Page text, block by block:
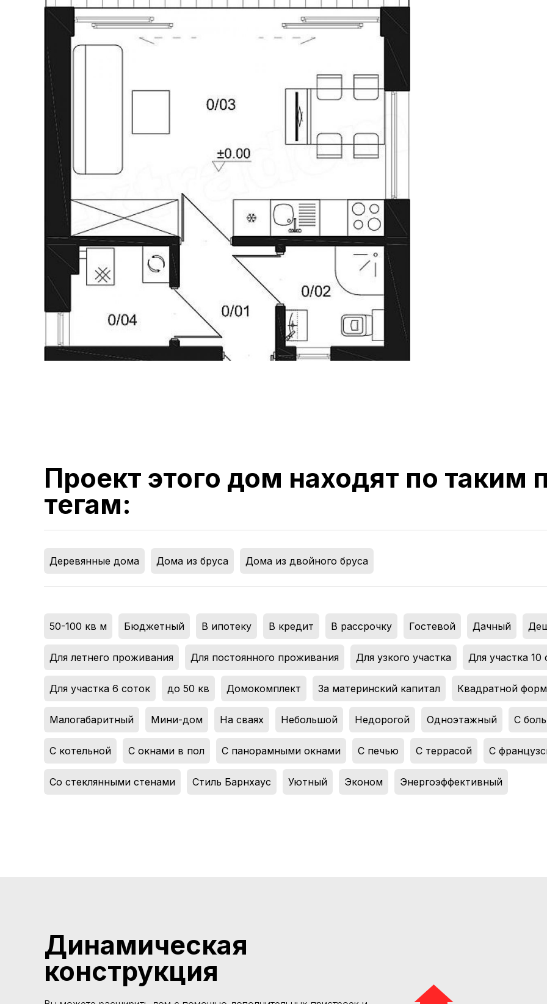
Проект этого дом находят по таким
тегам:
Деревянные дома Дома из бруса Дома из двойного бруса
50-100 кв м Бюджетный В ипотеку В кредит В рассрочку Гостевой Дачный
Для летнего проживания Для постоянного проживания Для узкого участка Для участка 10
Для участка 6 соток до 50 кв Домокомплект За материнский капитал Квадратной
Малогабаритный Мини-дом На сваях Небольшой Недорогой Одноэтажный С
С котельной С окнами в пол С панорамными окнами С печью С террасой С
Со стеклянными стенами Стиль Барнхаус Уютный Эконом Энергоэффективный
Динамическая
конструкция